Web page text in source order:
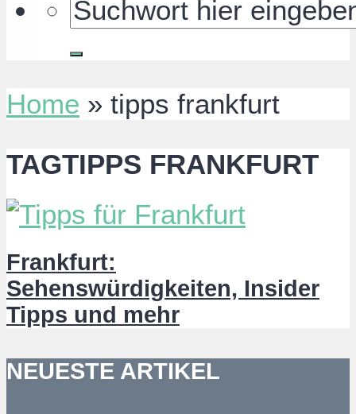
Home » tipps frankfurt
TAGTIPPS FRANKFURT
Frankfurt:
Sehenswürdigkeiten, Insider
Tipps und mehr
NEUESTE ARTIKEL